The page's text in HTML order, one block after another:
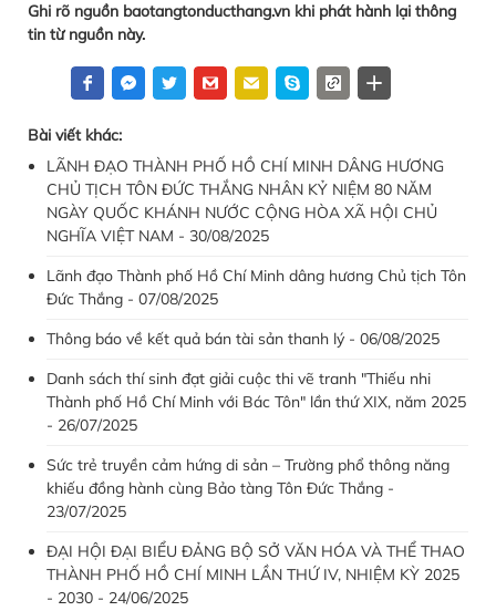
Ghi rõ nguồn baotangtonducthang.vn khi phát hành lại thông
tin từ nguồn này.
Bài viết khác:
LÃNH ĐẠO THÀNH PHỐ HỒ CHÍ MINH DÂNG HƯƠNG
CHỦ TỊCH TÔN ĐỨC THẮNG NHÂN KỶ NIỆM 80 NĂM
NGÀY QUỐC KHÁNH NƯỚC CỘNG HÒA XÃ HỘI CHỦ
NGHĨA VIỆT NAM - 30/08/2025
Lãnh đạo Thành phố Hồ Chí Minh dâng hương Chủ tịch Tôn
Đức Thắng - 07/08/2025
Thông báo về kết quả bán tài sản thanh lý - 06/08/2025
Danh sách thí sinh đạt giải cuộc thi vẽ tranh "Thiếu nhi
Thành phố Hồ Chí Minh với Bác Tôn" lần thứ XIX, năm 2025
- 26/07/2025
Sức trẻ truyền cảm hứng di sản – Trường phổ thông năng
khiếu đồng hành cùng Bảo tàng Tôn Đức Thắng -
23/07/2025
ĐẠI HỘI ĐẠI BIỂU ĐẢNG BỘ SỞ VĂN HÓA VÀ THỂ THAO
THÀNH PHỐ HỒ CHÍ MINH LẦN THỨ IV, NHIỆM KỲ 2025
- 2030 - 24/06/2025